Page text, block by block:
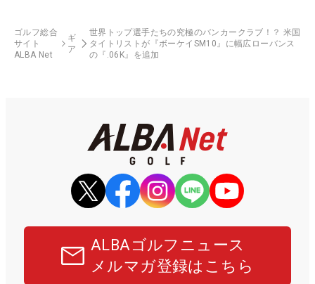
ゴルフ総合
サイト
ALBA Net
ギ
ア
世界トップ選手たちの究極のバンカークラブ！？ 米国
タイトリストが『ボーケイSM10』に幅広ローバンス
の『.06K』を追加
ALBAゴルフニュース
メルマガ登録はこちら